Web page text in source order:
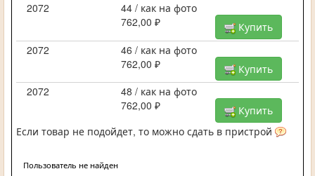
2072
44 / как на фото
762,00 ₽
Купить
2072
46 / как на фото
762,00 ₽
Купить
2072
48 / как на фото
762,00 ₽
Купить
Если товар не подойдет, то можно сдать в пристрой
Пользователь не найден